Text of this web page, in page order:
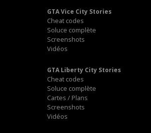
GTA Vice City Stories
Cheat codes
Soluce complète
Screenshots
Vidéos
GTA Liberty City Stories
Cheat codes
Soluce complète
Cartes / Plans
Screenshots
Vidéos